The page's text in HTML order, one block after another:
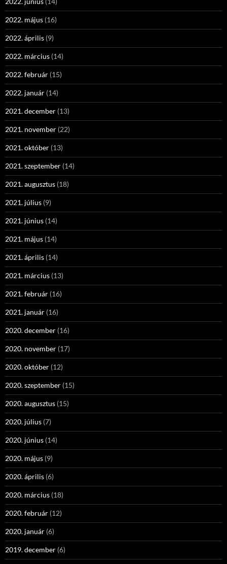
2022. május (16)
2022. április (9)
2022. március (14)
2022. február (15)
2022. január (14)
2021. december (13)
2021. november (22)
2021. október (13)
2021. szeptember (14)
2021. augusztus (18)
2021. július (9)
2021. június (14)
2021. május (14)
2021. április (14)
2021. március (13)
2021. február (16)
2021. január (16)
2020. december (16)
2020. november (17)
2020. október (12)
2020. szeptember (15)
2020. augusztus (15)
2020. július (7)
2020. június (14)
2020. május (9)
2020. április (6)
2020. március (18)
2020. február (12)
2020. január (6)
2019. december (6)